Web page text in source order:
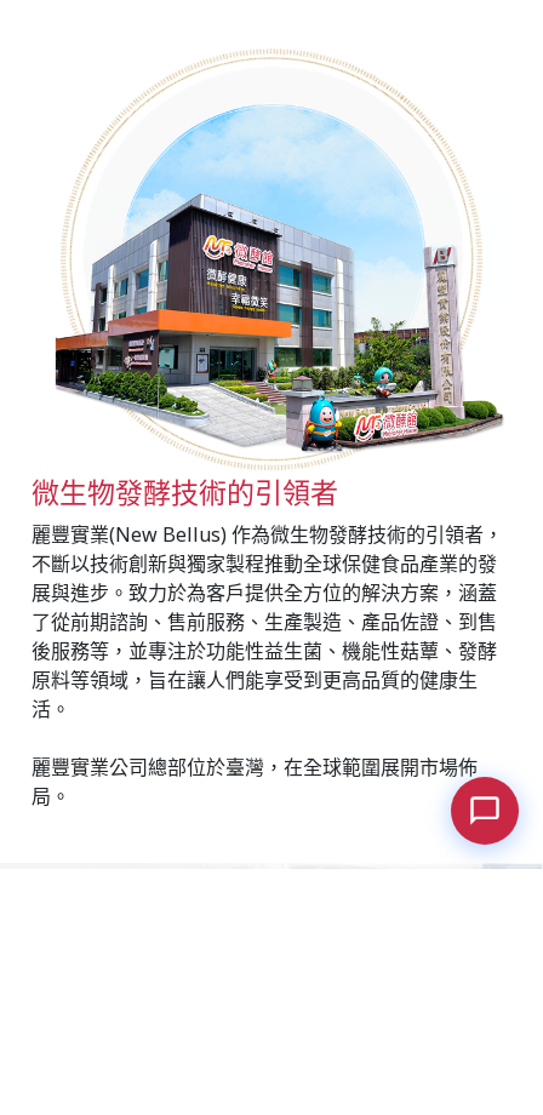
微生物發酵技術的引領者
麗豐實業(New Bellus) 作為微生物發酵技術的引領者，
不斷以技術創新與獨家製程推動全球保健食品產業的發
展與進步。致力於為客戶提供全方位的解決方案，涵蓋
了從前期諮詢、售前服務、生產製造、產品佐證、到售
後服務等，並專注於功能性益生菌、機能性菇蕈、發酵
原料等領域，旨在讓人們能享受到更高品質的健康生
活。
麗豐實業公司總部位於臺灣，在全球範圍展開市場佈
局。